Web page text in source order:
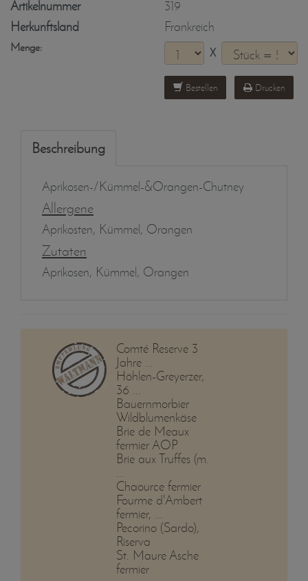
Artikelnummer
319
Herkunftsland
Frankreich
Menge: X
Bestellen Drucken
Beschreibung
Aprikosen-/Kümmel-&Orangen-Chutney
Allergene
Aprikosten, Kümmel, Orangen
Zutaten
Aprikosen, Kümmel, Orangen
Comté Reserve 3
Jahre ...
Höhlen-Greyerzer,
36 ...
Bauernmorbier
Wildblumenkäse
Brie de Meaux
fermier AOP
Brie aux Truffes (m.
...
Chaource fermier
Fourme d'Ambert
fermier, ...
Pecorino (Sardo),
Riserva
St. Maure Asche
fermier